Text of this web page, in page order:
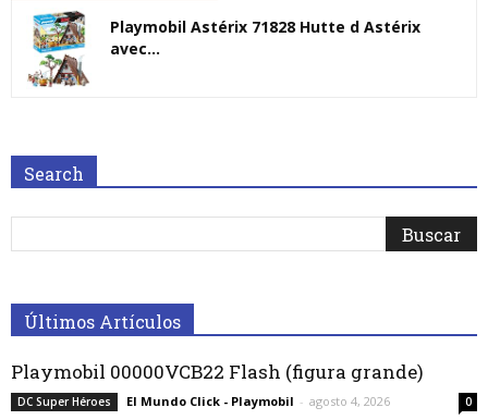
Playmobil Astérix 71828 Hutte d Astérix
avec...
Search
Últimos Artículos
Playmobil 00000VCB22 Flash (figura grande)
DC Super Héroes El Mundo Click - Playmobil - agosto 4, 2026 0